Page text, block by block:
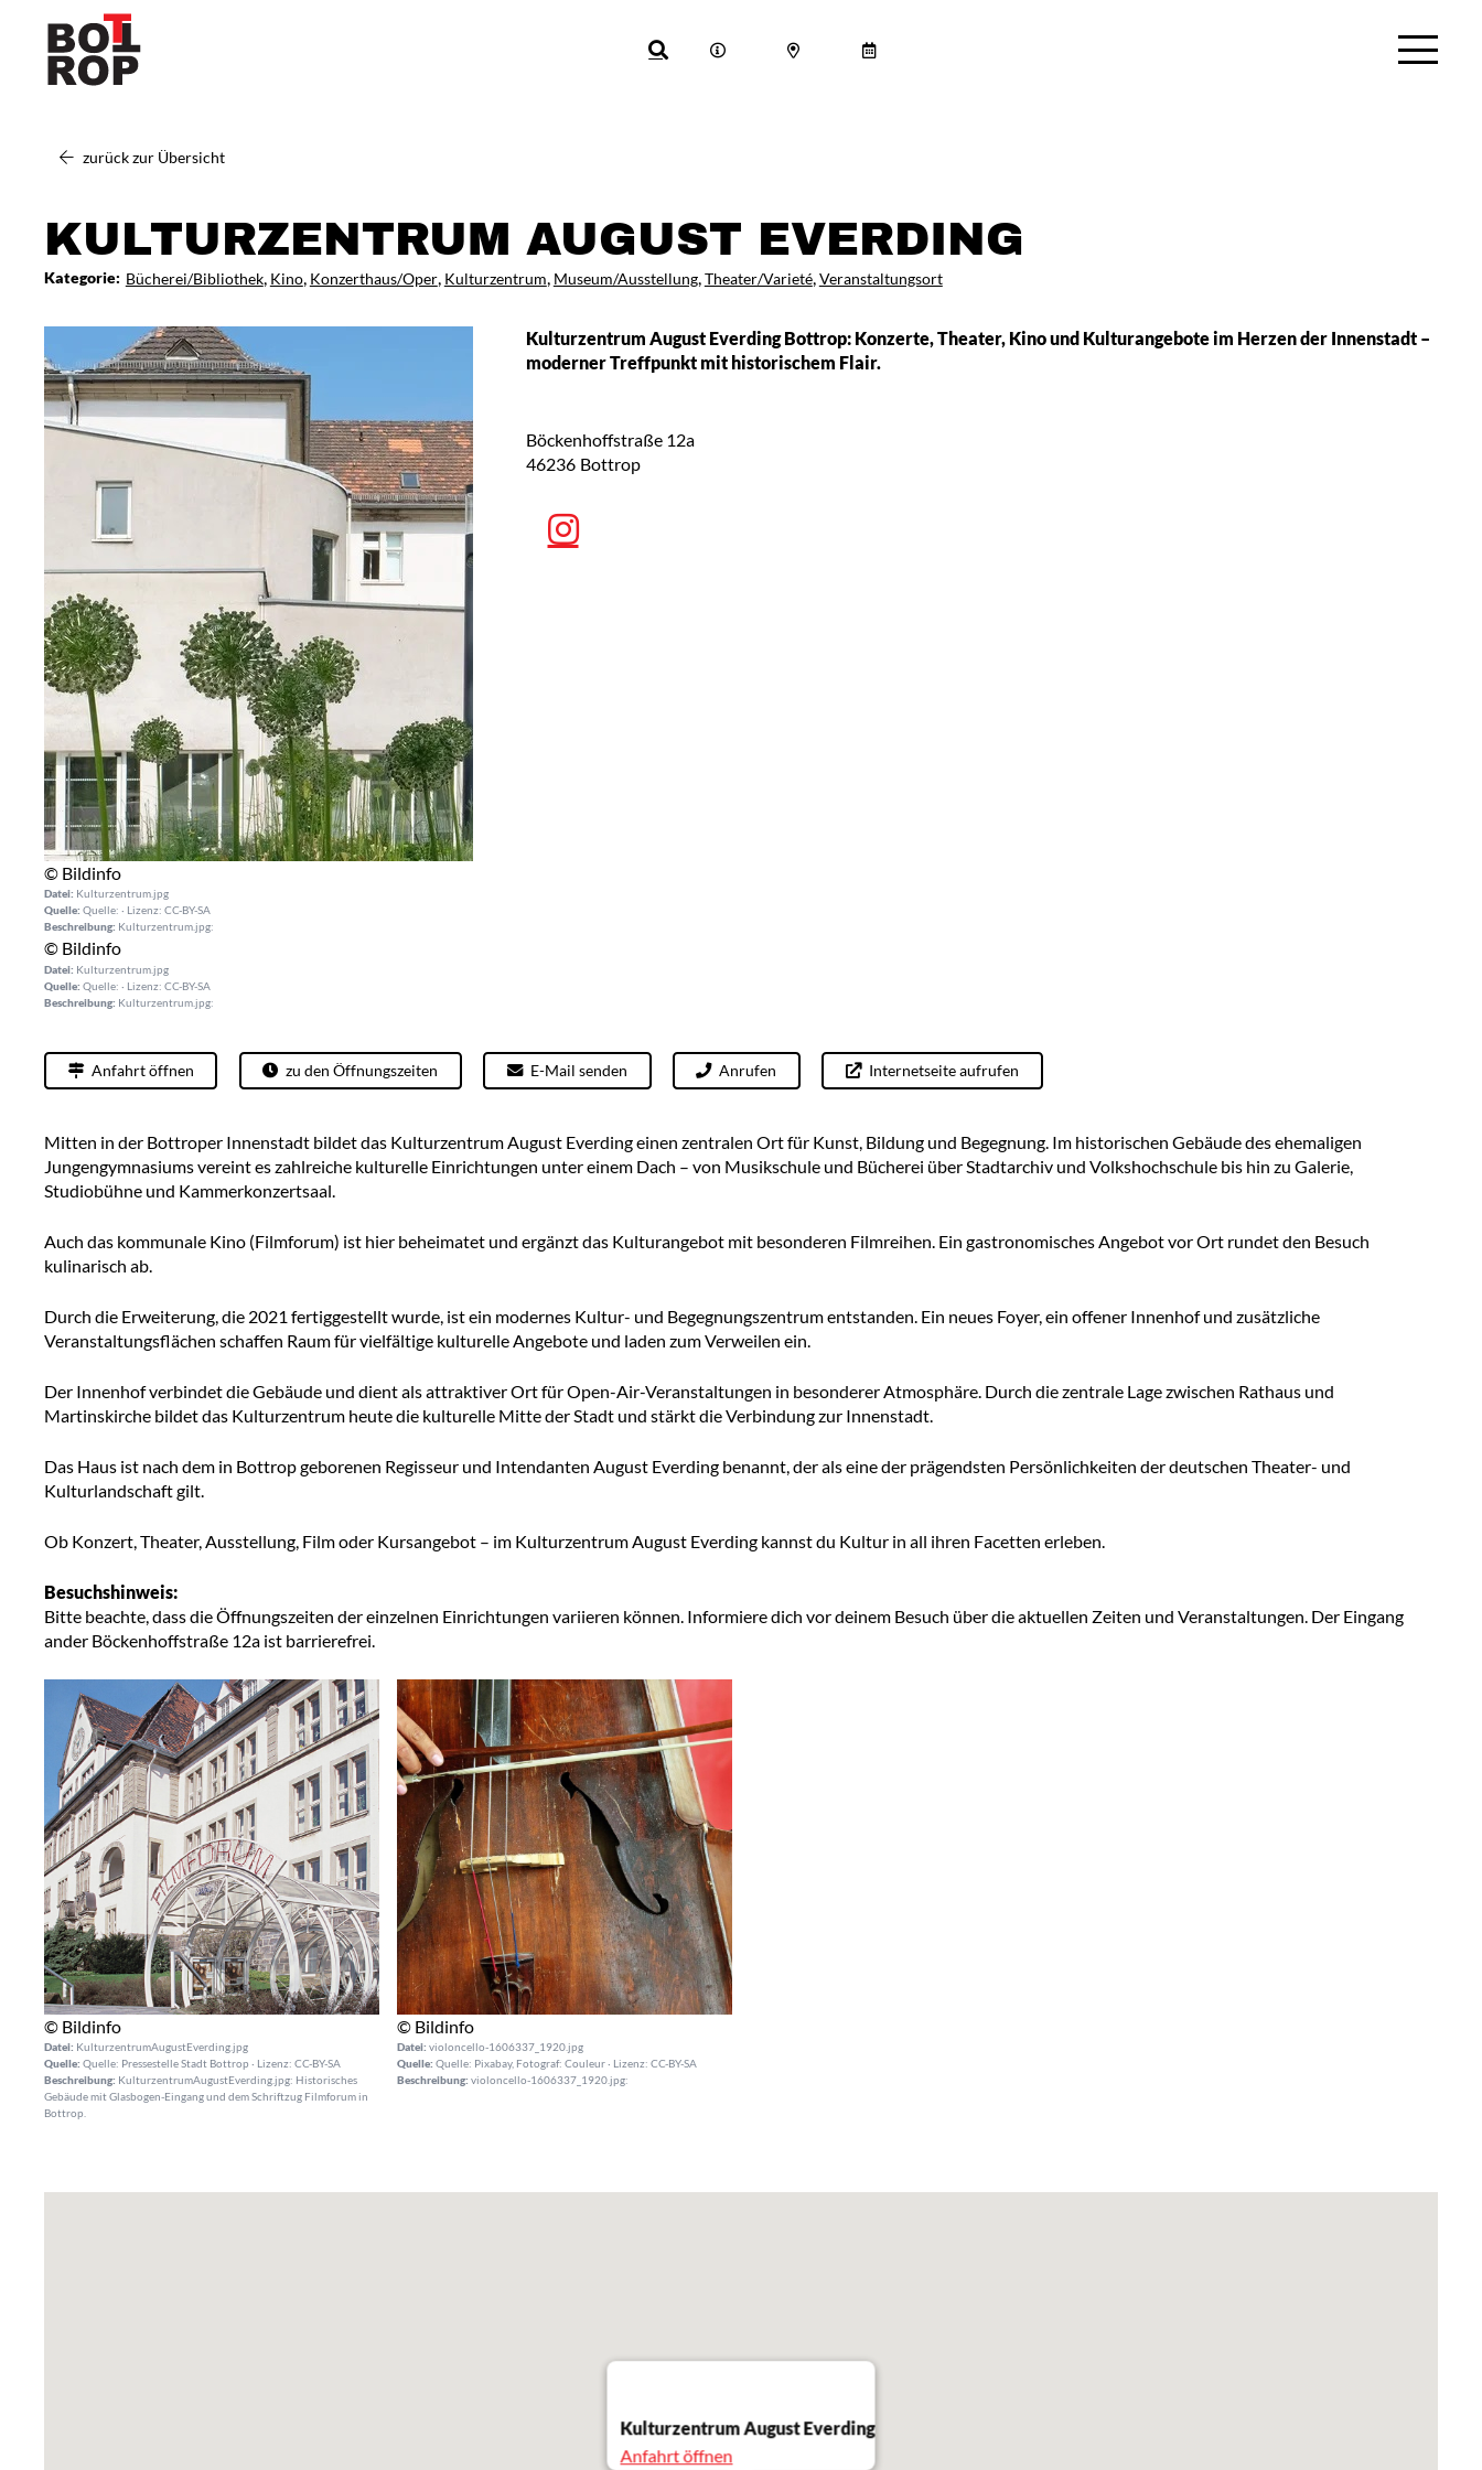
zurück zur Übersicht
KULTURZENTRUM AUGUST EVERDING
Kategorie: Bücherei/Bibliothek, Kino, Konzerthaus/Oper, Kulturzentrum, Museum/Ausstellung,Theater/Varieté,Veranstaltungsort
© Bildinfo
Datei: Kulturzentrum.jpg
Quelle: Quelle: · Lizenz: CC-BY-SA
Beschreibung: Kulturzentrum.jpg:
© Bildinfo
Datei: Kulturzentrum.jpg
Quelle: Quelle: · Lizenz: CC-BY-SA
Beschreibung: Kulturzentrum.jpg:
Kulturzentrum August Everding Bottrop: Konzerte, Theater, Kino und Kulturangebote im Herzen der Innenstadt –
moderner Treffpunkt mit historischem Flair.
Böckenhoffstraße 12a
46236 Bottrop
Anfahrt öffnen zu den Öffnungszeiten E-Mail senden Anrufen Internetseite aufrufen
Mitten in der Bottroper Innenstadt bildet das Kulturzentrum August Everding einen zentralen Ort für Kunst, Bildung und Begegnung. Im historischen Gebäude des ehemaligen
Jungengymnasiums vereint es zahlreiche kulturelle Einrichtungen unter einem Dach – von Musikschule und Bücherei über Stadtarchiv und Volkshochschule bis hin zu Galerie,
Studiobühne und Kammerkonzertsaal.
Auch das kommunale Kino (Filmforum) ist hier beheimatet und ergänzt das Kulturangebot mit besonderen Filmreihen. Ein gastronomisches Angebot vor Ort rundet den Besuch
kulinarisch ab.
Durch die Erweiterung, die 2021 fertiggestellt wurde, ist ein modernes Kultur- und Begegnungszentrum entstanden. Ein neues Foyer, ein offener Innenhof und zusätzliche
Veranstaltungsflächen schaffen Raum für vielfältige kulturelle Angebote und laden zum Verweilen ein.
Der Innenhof verbindet die Gebäude und dient als attraktiver Ort für Open-Air-Veranstaltungen in besonderer Atmosphäre. Durch die zentrale Lage zwischen Rathaus und
Martinskirche bildet das Kulturzentrum heute die kulturelle Mitte der Stadt und stärkt die Verbindung zur Innenstadt.
Das Haus ist nach dem in Bottrop geborenen Regisseur und Intendanten August Everding benannt, der als eine der prägendsten Persönlichkeiten der deutschen Theater- und
Kulturlandschaft gilt.
Ob Konzert, Theater, Ausstellung, Film oder Kursangebot – im Kulturzentrum August Everding kannst du Kultur in all ihren Facetten erleben.
Besuchshinweis:
Bitte beachte, dass die Öffnungszeiten der einzelnen Einrichtungen variieren können. Informiere dich vor deinem Besuch über die aktuellen Zeiten und Veranstaltungen. Der Eingang
ander Böckenhoffstraße 12a ist barrierefrei.
© Bildinfo
Datei: KulturzentrumAugustEverding.jpg
Quelle: Quelle: Pressestelle Stadt Bottrop · Lizenz: CC-BY-SA
Beschreibung: KulturzentrumAugustEverding.jpg: Historisches
Gebäude mit Glasbogen-Eingang und dem Schriftzug Filmforum in
Bottrop.
© Bildinfo
Datei: violoncello-1606337_1920.jpg
Quelle: Quelle: Pixabay, Fotograf: Couleur · Lizenz: CC-BY-SA
Beschreibung: violoncello-1606337_1920.jpg:
Kulturzentrum August Everding
Anfahrt öffnen